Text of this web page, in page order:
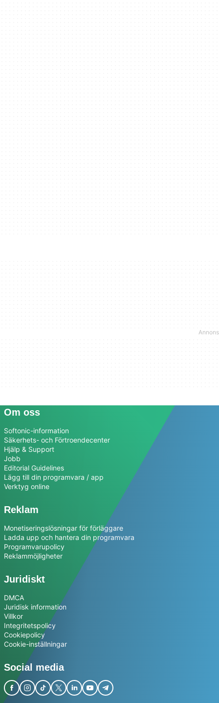
Om oss
Softonic-information
Säkerhets- och Förtroendecenter
Hjälp & Support
Jobb
Editorial Guidelines
Lägg till din programvara / app
Verktyg online
Reklam
Monetiseringslösningar för förläggare
Ladda upp och hantera din programvara
Programvarupolicy
Reklammöjligheter
Juridiskt
DMCA
Juridisk information
Villkor
Integritetspolicy
Cookiepolicy
Cookie-inställningar
Social media